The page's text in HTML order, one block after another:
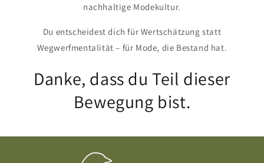
nachhaltige Modekultur.
Du entscheidest dich für Wertschätzung statt
Wegwerfmentalität – für Mode, die Bestand hat.
Danke, dass du Teil dieser
Bewegung bist.